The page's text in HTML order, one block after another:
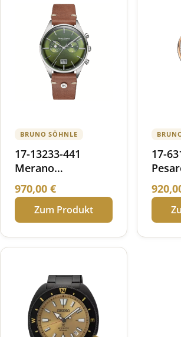
BRUNO SÖHNLE
17-13233-441
Merano
Chronograph
970,00 €
Zum Produkt
17-